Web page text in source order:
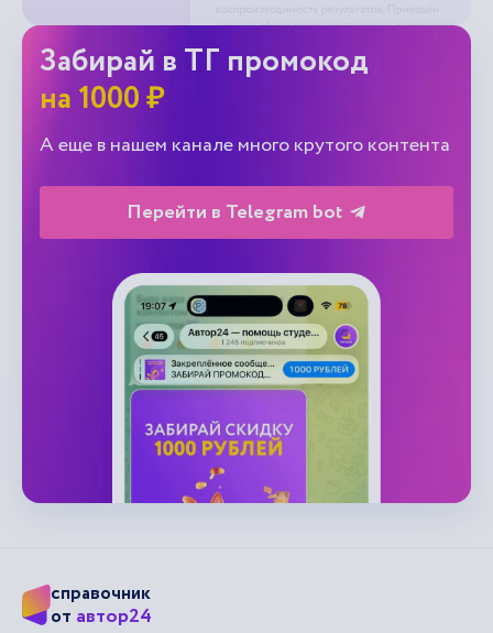
Забирай в ТГ промокод
на 1000 ₽
А еще в нашем канале много крутого контента
Перейти в Telegram bot